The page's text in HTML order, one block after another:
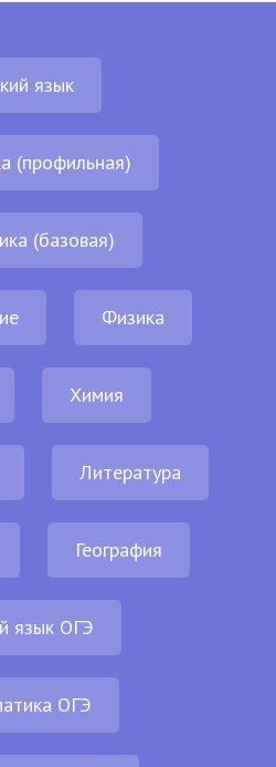
язык
(профильная)
(базовая)
Физика
Химия
Литература
География
язык ОГЭ
ОГЭ